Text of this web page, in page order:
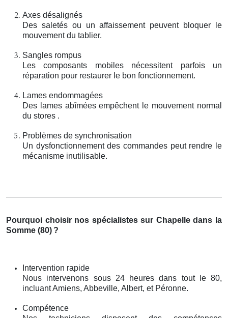
Axes désalignés
Des saletés ou un affaissement peuvent bloquer le
mouvement du tablier.
Sangles rompus
Les composants mobiles nécessitent parfois un
réparation pour restaurer le bon fonctionnement.
Lames endommagées
Des lames abîmées empêchent le mouvement normal
du stores .
Problèmes de synchronisation
Un dysfonctionnement des commandes peut rendre le
mécanisme inutilisable.
Pourquoi choisir nos spécialistes sur Chapelle dans la
Somme (80) ?
Intervention rapide
Nous intervenons sous 24 heures dans tout le 80,
incluant Amiens, Abbeville, Albert, et Péronne.
Compétence